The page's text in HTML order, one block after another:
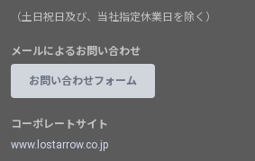
（土日祝日及び、当社指定休業日を除く）
メールによるお問い合わせ
お問い合わせフォーム
コーポレートサイト
www.lostarrow.co.jp